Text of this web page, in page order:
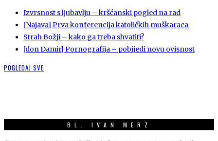
Izvrsnost s ljubavlju – kršćanski pogled na rad
[Najava] Prva konferencija katoličkih muškaraca
Strah Božji – kako ga treba shvatiti?
[don Damir] Pornografija – pobijedi novu ovisnost
POGLEDAJ SVE
BL. IVAN MERZ